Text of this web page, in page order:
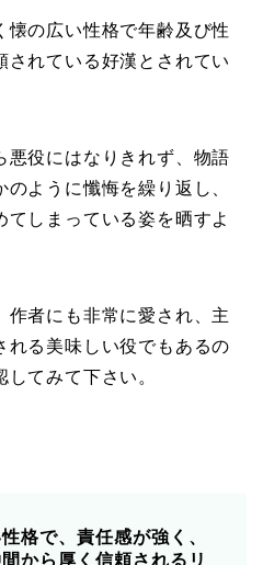
懐の広い性格で年齢及び性
されている好漢とされてい
悪役にはなりきれず、物語
ように懺悔を繰り返し、
しまっている姿を晒すよ
作者にも非常に愛され、主
れる美味しい役でもあるの
てみて下さい。
格で、責任感が強く、
から厚く信頼されるリ